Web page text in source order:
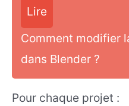
Lire
Comment modifier
dans Blender ?
Pour chaque projet :